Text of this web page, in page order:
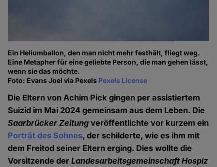
Ein Heliumballon, den man nicht mehr festhält, fliegt weg.
Eine Metapher für eine geliebte Person, die man gehen lässt,
wenn sie das möchte.
Foto: Evans Joel via Pexels Pexels License
Die Eltern von Achim Pick gingen per assistiertem
Suizid im Mai 2024 gemeinsam aus dem Leben. Die
Saarbrücker Zeitung veröffentlichte vor kurzem ein
Porträt des Sohnes, der schilderte, wie es ihm mit
dem Freitod seiner Eltern erging. Dies wollte die
Vorsitzende derLandesarbeitsgemeinschaft Hospiz